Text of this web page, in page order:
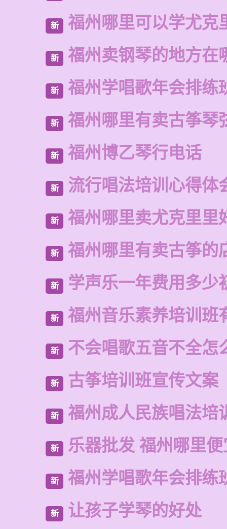
新 福州哪里可以学尤克
新 福州卖钢琴的地方在
新 福州学唱歌年会排练
新 福州哪里有卖古筝琴
新 福州博乙琴行电话
新 流行唱法培训心得体
新 福州哪里卖尤克里里
新 福州哪里有卖古筝的
新 学声乐一年费用多少
新 福州音乐素养培训班
新 不会唱歌五音不全怎
新 古筝培训班宣传文案
新 福州成人民族唱法培
新 乐器批发 福州哪里
新 福州学唱歌年会排练
新 让孩子学琴的好处